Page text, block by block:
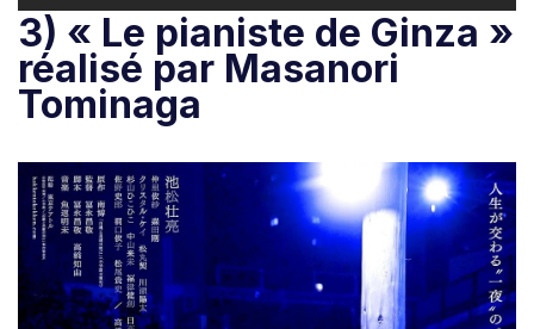
3) « Le pianiste de Ginza »
réalisé par Masanori
Tominaga